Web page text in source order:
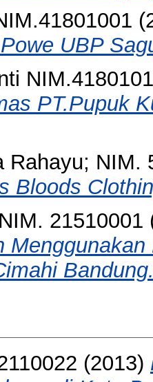
UBP
PT.Pupuk
Rahayu; NIM.
Bloods
21510001
(2013)